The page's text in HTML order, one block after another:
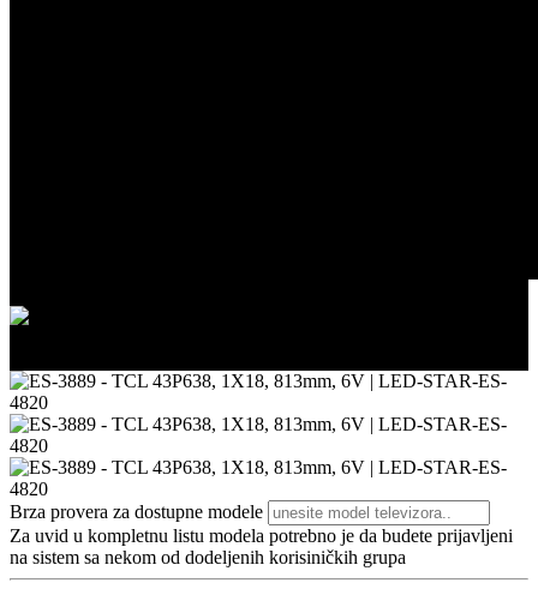
Brza provera za dostupne modele
Za uvid u kompletnu listu modela potrebno je da budete prijavljeni
na sistem sa nekom od dodeljenih korisiničkih grupa